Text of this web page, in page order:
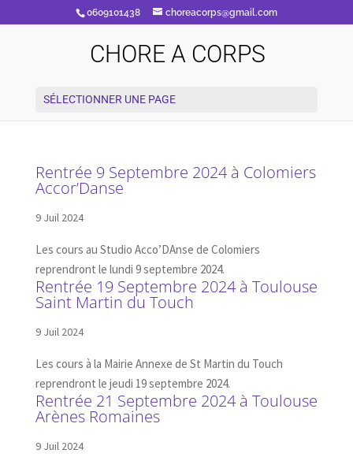
0609101438 choreacorps@gmail.com
CHORE A CORPS
SÉLECTIONNER UNE PAGE
Rentrée 9 Septembre 2024 à Colomiers
Accor’Danse
9 Juil 2024
Les cours au Studio Acco’DAnse de Colomiers
reprendront le lundi 9 septembre 2024.
Rentrée 19 Septembre 2024 à Toulouse
Saint Martin du Touch
9 Juil 2024
Les cours à la Mairie Annexe de St Martin du Touch
reprendront le jeudi 19 septembre 2024.
Rentrée 21 Septembre 2024 à Toulouse
Arènes Romaines
9 Juil 2024